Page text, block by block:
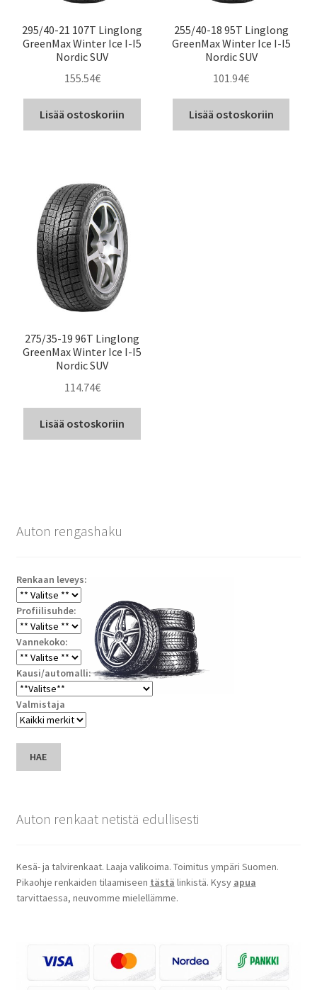
295/40-21 107T Linglong
GreenMax Winter Ice I-I5
Nordic SUV
155.54€
Lisää ostoskoriin
255/40-18 95T Linglong
GreenMax Winter Ice I-I5
Nordic SUV
101.94€
Lisää ostoskoriin
275/35-19 96T Linglong
GreenMax Winter Ice I-I5
Nordic SUV
114.74€
Lisää ostoskoriin
Auton rengashaku
Renkaan leveys:
Profiilisuhde:
Vannekoko:
Kausi/automalli:
Valmistaja
HAE
Auton renkaat netistä edullisesti
Kesä- ja talvirenkaat. Laaja valikoima. Toimitus ympäri Suomen.
Pikaohje renkaiden tilaamiseen tästä linkistä. Kysy apua
tarvittaessa, neuvomme mielellämme.